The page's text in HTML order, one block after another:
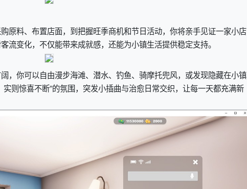
原料、布置店面，到把握旺季商机和节日活动，你将亲手见证一家小店
流变化，不仅能带来成就感，还能为小镇生活提供稳定支持。
，你可以自由漫步海滩、潜水、钓鱼、骑摩托兜风，或发现隐藏在小镇
则惊喜不断”的氛围，突发小插曲与治愈日常交织，让每一天都充满新